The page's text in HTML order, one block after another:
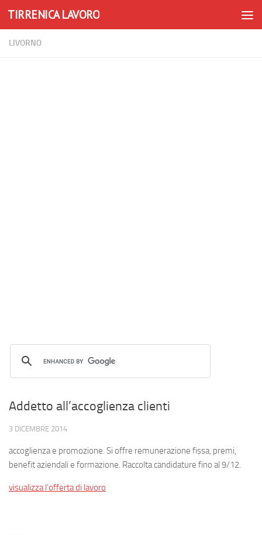
Skip to content
TIRRENICA LAVORO
LIVORNO
Addetto all’accoglienza clienti
3 DICEMBRE 2014
accoglienza e promozione. Si offre remunerazione fissa, premi,
benefit aziendali e formazione. Raccolta candidature fino al 9/12.
visualizza l’offerta di lavoro